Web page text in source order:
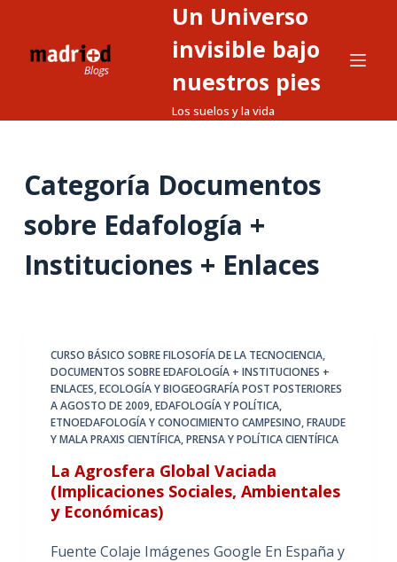
o
Un Universo
invisible bajo
nuestros pies
Los suelos y la vida
Categoría Documentos
sobre Edafología +
Instituciones + Enlaces
CURSO BÁSICO SOBRE FILOSOFÍA DE LA TECNOCIENCIA,
DOCUMENTOS SOBRE EDAFOLOGÍA + INSTITUCIONES +
ENLACES,ECOLOGÍA Y BIOGEOGRAFÍA POST POSTERIORES
A AGOSTO DE 2009,EDAFOLOGÍA Y POLÍTICA,
ETNOEDAFOLOGÍA Y CONOCIMIENTO CAMPESINO,FRAUDE
Y MALA PRAXIS CIENTÍFICA,PRENSA Y POLÍTICA CIENTÍFICA
La Agrosfera Global Vaciada
(Implicaciones Sociales, Ambientales
y Económicas)
Fuente Colaje Imágenes Google En España y